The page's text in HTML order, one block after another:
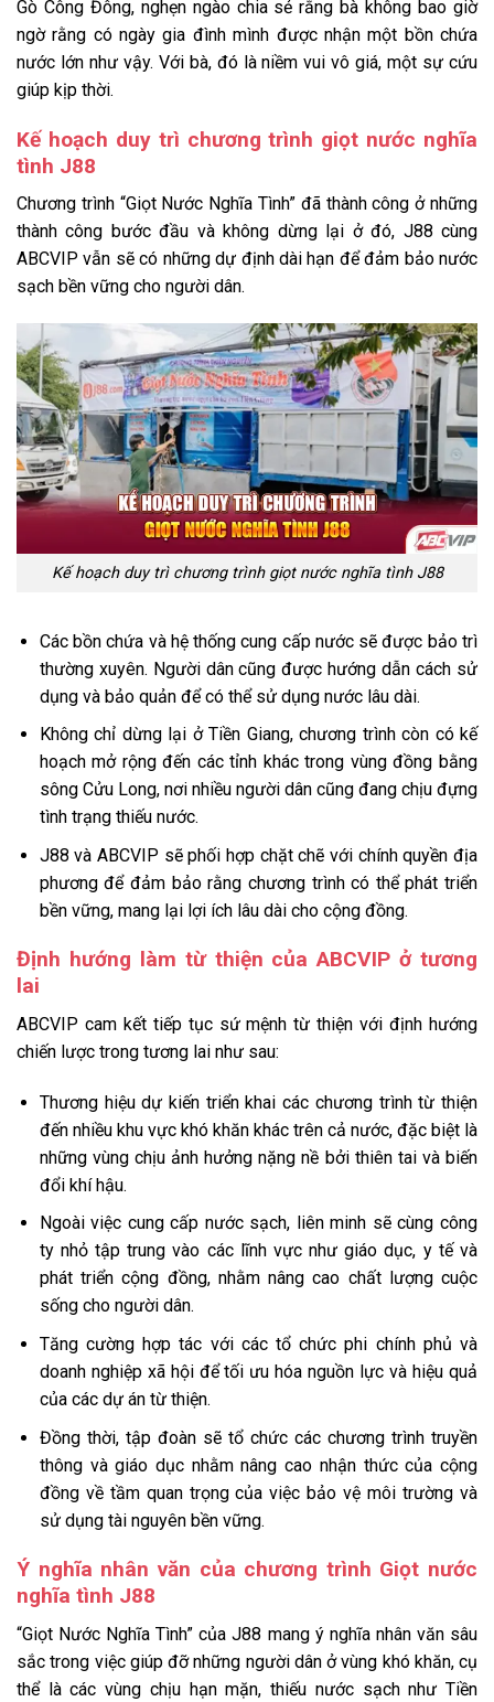
Gò Công Đông, nghẹn ngào chia sẻ rằng bà không bao giờ
ngờ rằng có ngày gia đình mình được nhận một bồn chứa
nước lớn như vậy. Với bà, đó là niềm vui vô giá, một sự cứu
giúp kịp thời.
Kế hoạch duy trì chương trình giọt nước nghĩa
tình J88
Chương trình “Giọt Nước Nghĩa Tình” đã thành công ở những
thành công bước đầu và không dừng lại ở đó, J88 cùng
ABCVIP vẫn sẽ có những dự định dài hạn để đảm bảo nước
sạch bền vững cho người dân.
Kế hoạch duy trì chương trình giọt nước nghĩa tình J88
Các bồn chứa và hệ thống cung cấp nước sẽ được bảo trì
thường xuyên. Người dân cũng được hướng dẫn cách sử
dụng và bảo quản để có thể sử dụng nước lâu dài.
Không chỉ dừng lại ở Tiền Giang, chương trình còn có kế
hoạch mở rộng đến các tỉnh khác trong vùng đồng bằng
sông Cửu Long, nơi nhiều người dân cũng đang chịu đựng
tình trạng thiếu nước.
J88 và ABCVIP sẽ phối hợp chặt chẽ với chính quyền địa
phương để đảm bảo rằng chương trình có thể phát triển
bền vững, mang lại lợi ích lâu dài cho cộng đồng.
Định hướng làm từ thiện của ABCVIP ở tương
lai
ABCVIP cam kết tiếp tục sứ mệnh từ thiện với định hướng
chiến lược trong tương lai như sau:
Thương hiệu dự kiến triển khai các chương trình từ thiện
đến nhiều khu vực khó khăn khác trên cả nước, đặc biệt là
những vùng chịu ảnh hưởng nặng nề bởi thiên tai và biến
đổi khí hậu.
Ngoài việc cung cấp nước sạch, liên minh sẽ cùng công
ty nhỏ tập trung vào các lĩnh vực như giáo dục, y tế và
phát triển cộng đồng, nhằm nâng cao chất lượng cuộc
sống cho người dân.
Tăng cường hợp tác với các tổ chức phi chính phủ và
doanh nghiệp xã hội để tối ưu hóa nguồn lực và hiệu quả
của các dự án từ thiện.
Đồng thời, tập đoàn sẽ tổ chức các chương trình truyền
thông và giáo dục nhằm nâng cao nhận thức của cộng
đồng về tầm quan trọng của việc bảo vệ môi trường và
sử dụng tài nguyên bền vững.
Ý nghĩa nhân văn của chương trình Giọt nước
nghĩa tình J88
“Giọt Nước Nghĩa Tình” của J88 mang ý nghĩa nhân văn sâu
sắc trong việc giúp đỡ những người dân ở vùng khó khăn, cụ
thể là các vùng chịu hạn mặn, thiếu nước sạch như Tiền